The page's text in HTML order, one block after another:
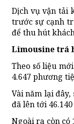
Dịch vụ vận tải
trước sự cạnh
để thu hút
Limousine trá
Theo số liệu
4.647 phương
Vài năm lại
đã lên tới
Ngoài ra còn có